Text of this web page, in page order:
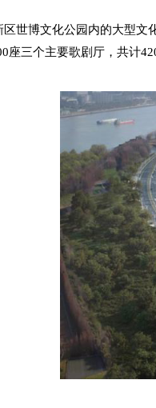
区世博文化公园内的大型
座三个主要歌剧厅，共计